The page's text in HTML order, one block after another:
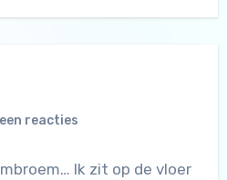
reacties
Ik zit op de vloer